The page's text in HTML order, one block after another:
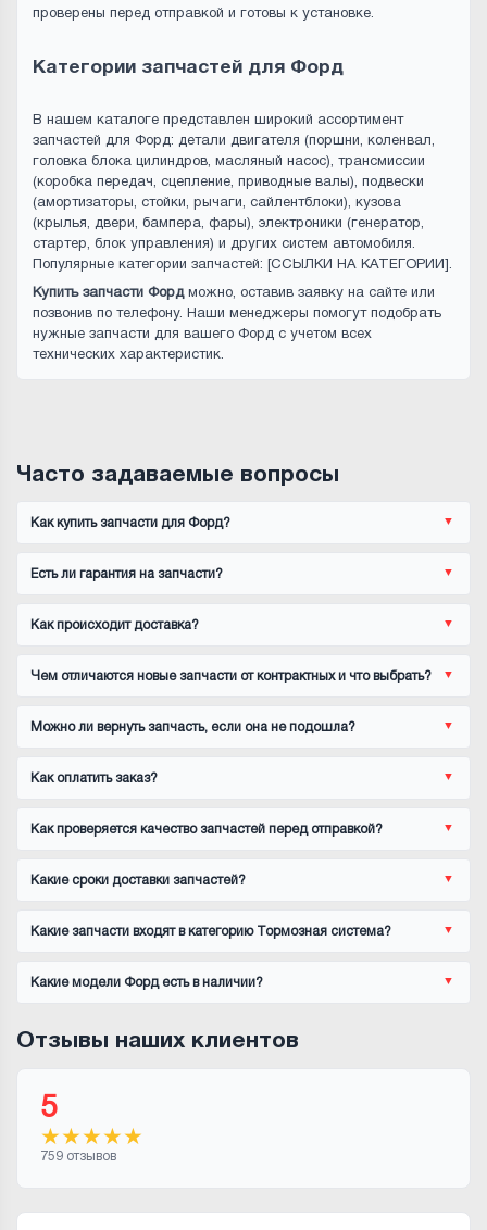
проверены перед отправкой и готовы к установке.
Категории запчастей для Форд
В нашем каталоге представлен широкий ассортимент
запчастей для Форд: детали двигателя (поршни, коленвал,
головка блока цилиндров, масляный насос), трансмиссии
(коробка передач, сцепление, приводные валы), подвески
(амортизаторы, стойки, рычаги, сайлентблоки), кузова
(крылья, двери, бампера, фары), электроники (генератор,
стартер, блок управления) и других систем автомобиля.
Популярные категории запчастей: [ССЫЛКИ НА КАТЕГОРИИ].
Купить запчасти Фордможно, оставив заявку на сайте или
позвонив по телефону. Наши менеджеры помогут подобрать
нужные запчасти для вашего Форд с учетом всех
технических характеристик.
Часто задаваемые вопросы
Как купить запчасти для Форд?
Есть ли гарантия на запчасти?
Как происходит доставка?
Чем отличаются новые запчасти от контрактных и что выбрать?
Можно ли вернуть запчасть, если она не подошла?
Как оплатить заказ?
Как проверяется качество запчастей перед отправкой?
Какие сроки доставки запчастей?
Какие запчасти входят в категорию Тормозная система?
Какие модели Форд есть в наличии?
Отзывы наших клиентов
5
★★★★★
759 отзывов